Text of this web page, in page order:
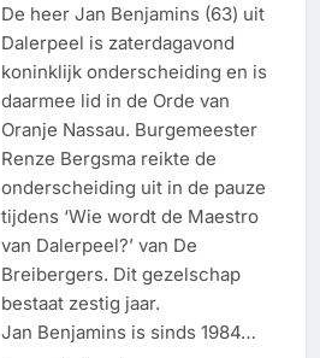
De heer Jan Benjamins (63) uit
Dalerpeel is zaterdagavond
koninklijk onderscheiding en is
daarmee lid in de Orde van
Oranje Nassau. Burgemeester
Renze Bergsma reikte de
onderscheiding uit in de pauze
tijdens ‘Wie wordt de Maestro
van Dalerpeel?’ van De
Breibergers. Dit gezelschap
bestaat zestig jaar.
Jan Benjamins is sinds 1984…